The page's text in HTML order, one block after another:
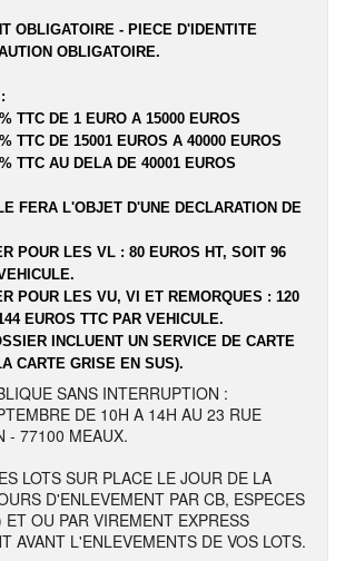
OBLIGATOIRE - PIECE D'IDENTITE
OBLIGATOIRE.
TTC DE 1 EURO A 15000 EUROS
TTC DE 15001 EUROS A 40000 EUROS
TTC AU DELA DE 40001 EUROS
FERA L'OBJET D'UNE DECLARATION DE
POUR LES VL : 80 EUROS HT, SOIT 96
POUR LES VU, VI ET REMORQUES : 120
EUROS TTC PAR VEHICULE.
INCLUENT UN SERVICE DE CARTE
CARTE GRISE EN SUS).
SANS INTERRUPTION :
DE 10H A 14H AU 23 RUE
- 77100 MEAUX.
LOTS SUR PLACE LE JOUR DE LA
D'ENLEVEMENT PAR CB, ESPECES
OU PAR VIREMENT EXPRESS
AVANT L'ENLEVEMENTS DE VOS LOTS.